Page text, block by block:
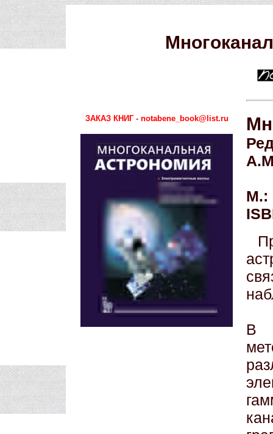
ЗАКАЗ КНИГ - notabene_book@list.ru
М.:
В